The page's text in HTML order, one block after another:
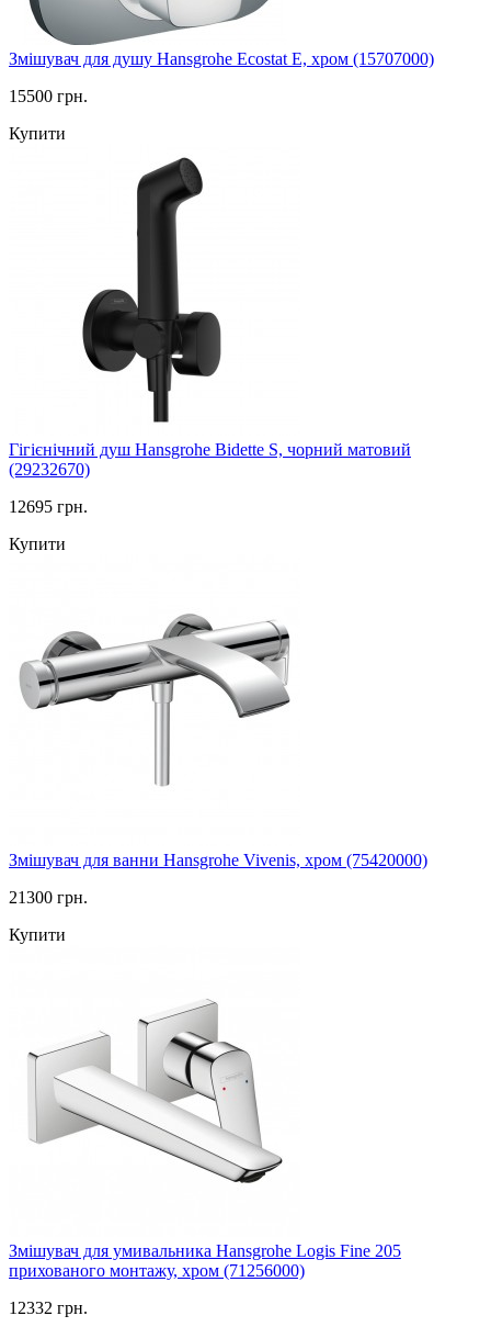
Змішувач для душу Hansgrohe Ecostat E, хром (15707000)
15500 грн.
Купити
Гігієнічний душ Hansgrohe Bidette S, чорний матовий
(29232670)
12695 грн.
Купити
Змішувач для ванни Hansgrohe Vivenis, хром (75420000)
21300 грн.
Купити
Змішувач для умивальника Hansgrohe Logis Fine 205
прихованого монтажу, хром (71256000)
12332 грн.